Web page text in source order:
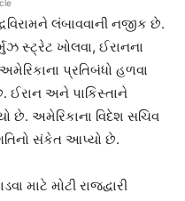
લંબાવવાની નજીક છે.
સ્ટ્રેટ ખોલવા, ઈરાનના
પ્રતિબંધો હળવા
ઈરાન અને પાકિસ્તાને
છે. અમેરિકાના વિદેશ સચિવ
સંકેત આપ્યો છે.
માટે મોટી રાજદ્વારી